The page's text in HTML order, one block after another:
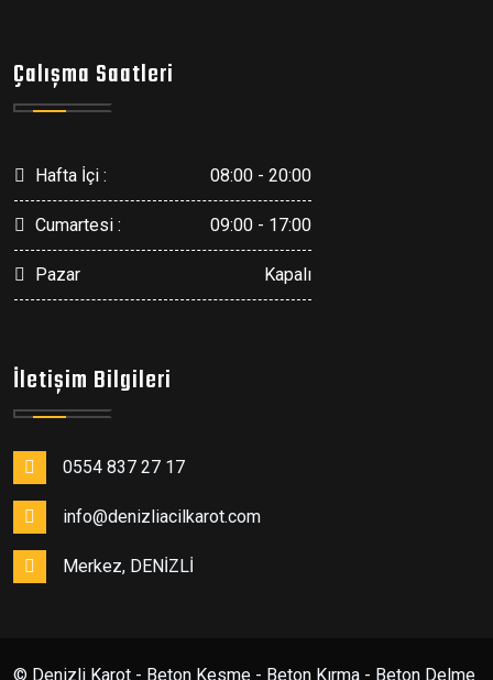
Çalışma Saatleri
Hafta İçi : 08:00 - 20:00
Cumartesi : 09:00 - 17:00
Pazar Kapalı
İletişim Bilgileri
0554 837 27 17
info@denizliacilkarot.com
Merkez, DENİZLİ
© Denizli Karot - Beton Kesme - Beton Kırma - Beton Delme